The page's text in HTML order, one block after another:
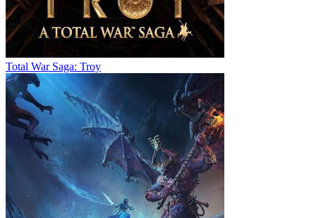
Total War Saga: Troy